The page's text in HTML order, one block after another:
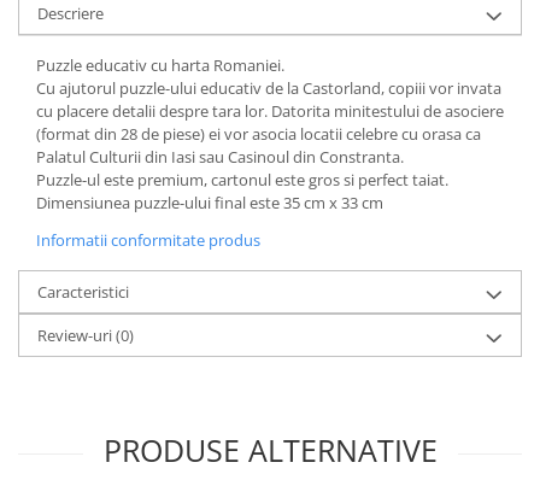
Plusuri si papusi
Decoratiuni
Carti
Fesuri
Studio Ghibli/My Neighbor
Totoro/Kiki etc
Minecraft
Carnetele
Dragon Ball
Pokemon
Naruto Shippuden
Descriere
Puzzle educativ cu harta Romaniei.
Cu ajutorul puzzle-ului educativ de la Castorland, copiii vor invata
cu placere detalii despre tara lor. Datorita minitestului de asociere
(format din 28 de piese) ei vor asocia locatii celebre cu orasa ca
Palatul Culturii din Iasi sau Casinoul din Constranta.
Puzzle-ul este premium, cartonul este gros si perfect taiat.
Dimensiunea puzzle-ului final este 35 cm x 33 cm
Informatii conformitate produs
Caracteristici
Review-uri(0)
PRODUSE ALTERNATIVE